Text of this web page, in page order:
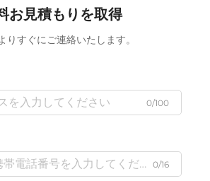
お見積もりを取得
りすぐにご連絡いたします。
0/100
0/16